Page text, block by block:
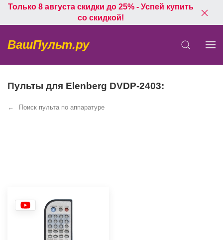
Только 8 августа скидки до 25% - Успей купить
со скидкой!
ВашПульт.ру
Пульты для Elenberg DVDP-2403:
Поиск пульта по аппаратуре